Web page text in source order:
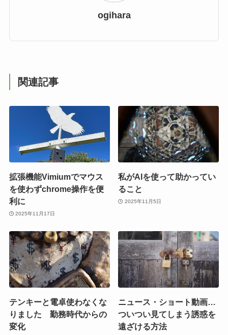
ogihara
関連記事
拡張機能Vimiumでマウス
を使わずchrome操作を便
利に
2025年11月17日
私がAIを使って助かってい
ること
2025年11月5日
テンキーと電卓使わなくな
りました 勤務時代からの
変化
ニュース・ショート動画…
ついつい見てしまう誘惑を
遠ざける方法